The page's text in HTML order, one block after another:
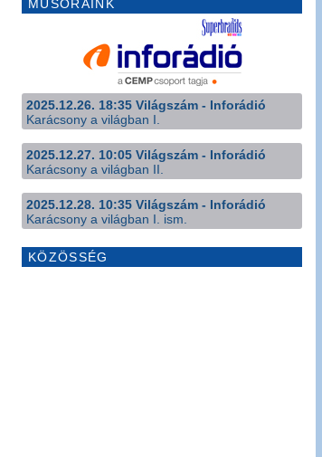
MŰSORAINK
2025.12.26. 18:35 Világszám - Inforádió
Karácsony a világban I.
2025.12.27. 10:05 Világszám - Inforádió
Karácsony a világban II.
2025.12.28. 10:35 Világszám - Inforádió
Karácsony a világban I. ism.
KÖZÖSSÉG